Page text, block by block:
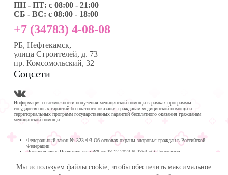
Мы используем файлы cookie, чтобы обеспечить максимальное
ПН - ПТ: с 08:00 - 21:00
СБ - ВС: с 08:00 - 18:00
+7 (34783) 4-08-08
РБ, Нефтекамск,
улица Строителей, д. 73
пр. Комсомольский, 32
Соцсети
Информация о возможности получения медицинской помощи в рамках программы
государственных гарантий бесплатного оказания гражданам медицинской помощи и
территориальных программ государственных гарантий бесплатного оказания гражданам
медицинской помощи:
Федеральный закон № 323-ФЗ Об основах охраны здоровья граждан в Российской
Федерации
Постановление Правительства РФ от 28.12.2023 N 2353 «О Программе
Программа государственных гарантий бесплатного оказания гражданам медицинской